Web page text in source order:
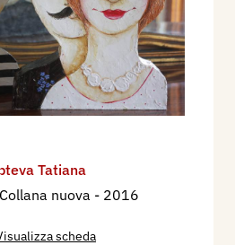
Tatiana
nuova - 2016
scheda